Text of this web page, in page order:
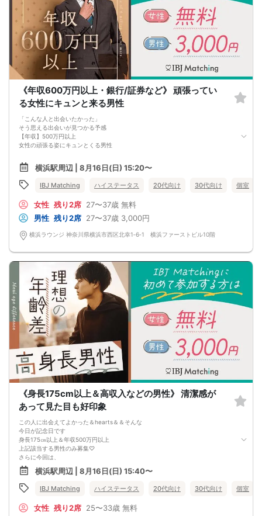
必ず上部の[参加条件]をご確認下さい。該当しない方は参加をお断りしておりま
す。予めご了承下さい。
▼注意1▼
〜 参加をお断りしている服装 〜
Tシャツ・ロンT・半袖ニットのみ（OK：上にジャケット着用の場合/NG：上にベ
スト又はカーディガン着用の場合）/デニムジャケット/スウェット・ジャージ（上
下共にNG）/パーカー・トレーナー/ダメージ加工のジーンズ/ハーフパンツ/サン
ダル/帽子
上記ドレスコード以外に当社イベントに相応しくない服装のお客様は現場にてお
断りさせて頂く場合がございます。
▼注意2▼
ドレスコードの記載がない場合は、ドレスコード無しという認識で問題ございま
②身分証・資格証の確認に関して 男女ともに受付にて身分証明書(免許証・パス
ポートなど)を確認をさせて頂きます。また男性に関しては資格証明書も同時に確
認させて頂きます。当日、必要書類をご持参頂けない場合は、ご参加をご遠慮頂
③撮影に関して 参加者に予告なくメディア取材・関係者の写真撮影・ビデオ撮影
が入る場合があります。撮影した画像・映像は、弊社宣伝物などに使用すること
がございます。なお、モザイク加工やアングルなど、肖像権に配慮し撮影致しま
す。
④その他 当イベントは「プレミアムステイタス」主催のイベントになります。そ
誘行為など）のご参加を固くお断りしております。
===================
スタンディング形式・連絡先交換自由
※途中退出はご遠慮頂いております。
【こんな方にオススメ】
大人数でフリータイム中心の進行となっています。
・一度に多くの異性と出会いたい方
・積極的に異性と交流したい方にオススメです。
当社、プレミアムステイタスは、
男性ハイステータス専門の恋活・婚活パーティーを開催しております！
全パーティーで、男女ともに身分証証明書を100％提示して頂いており、可能な限
り安全安心な出会いを提供できるよう日々運営しております☆
会場も、お洒落なレストランやカフェを中心に開催しており、堅苦しいスタイル
ではなく、よりカジュアルに楽しく
「出会いたい・恋がしたい」方に大変好評を頂いております。結婚したいが、お
見合いやマッチングアプリが苦手な方にもオススメです。
主に、年上男性（エリート）と年下女性、同世代男女の企画が中心ですが、毎週
様々なパーティーを開催しておりますので、是非お気軽にご参加下さいませ！基
本的に、アウトドア企画以外は、テラス付きの会場でも雨天決行いたします＾＾
===================
《年収600万円以上・銀行/証券など》 頑張ってい
る女性にキュンと来る男性
「こんな人と出会いたかった」
そう思える出会いが見つかる予感
【年収】500万円以上
女性の頑張る姿にキュンとくる男性
好きなことに一生懸命な女性
価値観がぴったり合う二人だからこそ、
次に繋がるご縁が生まれる
横浜駅周辺 | 8月16日(日) 15:20〜
IBJ Matching ハイステータス 20代向け 30代向け 個室
女性 残り2席 27〜37歳 無料
男性 残り2席 27〜37歳 3,000円
横浜ラウンジ 神奈川県横浜市西区北幸1‐6‐1 横浜ファーストビル10階
《身長175cm以上＆高収入などの男性》 清潔感が
あって見た目も好印象
この人に出会えてよかった＆hearts＆＆そんな
今日が記念日です
身長175㎝以上＆年収500万円以上
上記該当する男性のみ募集♡
さらに今回は、
恋人を大事にしたい
何かあればそばに居てくれたり安心感がある
2ヶ月以内にお付き合いしたい
同じ価値観だからマッチング後も予定合わせやすい
横浜駅周辺 | 8月16日(日) 15:40〜
IBJ Matching ハイステータス 20代向け 30代向け 個室
女性 残り2席 25〜33歳 無料